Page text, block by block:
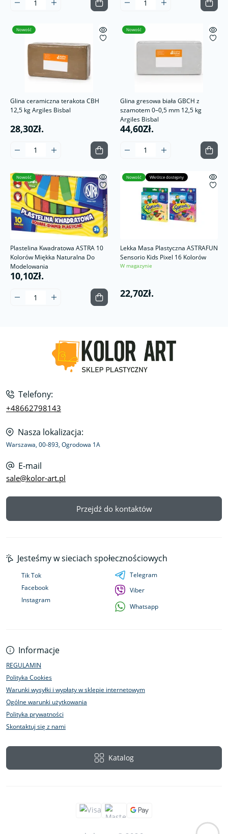
Nowość
Glina ceramiczna terakota CBH
12,5 kg Argiles Bisbal
28,30Zł.
Nowość
Glina gresowa biała GBCH z
szamotem 0–0,5 mm 12,5 kg
Argiles Bisbal
44,60Zł.
Nowość
Plastelina Kwadratowa ASTRA 10
Kolorów Miękka Naturalna Do
Modelowania
10,10Zł.
Nowość Wkrótce dostępny
Lekka Masa Plastyczna ASTRAFUN
Sensorio Kids Pixel 16 Kolorów
W magazynie
22,70Zł.
Telefony:
+48662798143
Nasza lokalizacja:
Warszawa, 00-893, Ogrodowa 1A
E-mail
sale@kolor-art.pl
Przejdź do kontaktów
Informacje
REGULAMIN
Polityka Cookies
Warunki wysyłki i wypłaty w sklepie internetowym
Ogólne warunki użytkowania
Polityka prywatności
Skontaktuj się z nami
Katalog
Jesteśmy w sieciach społecznościowych
Tik Tok
Facebook
Instagram
Telegram
Viber
Whatsapp